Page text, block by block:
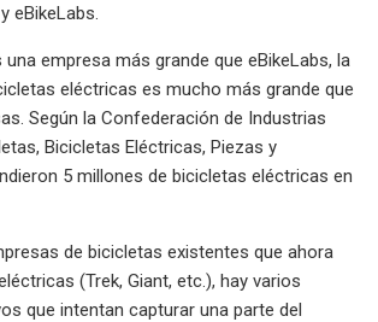
eBikeLabs.
empresa más grande que eBikeLabs, la
eléctricas es mucho más grande que
Según la Confederación de Industrias
Bicicletas Eléctricas, Piezas y
5 millones de bicicletas eléctricas en
de bicicletas existentes que ahora
(Trek, Giant, etc.), hay varios
que intentan capturar una parte del